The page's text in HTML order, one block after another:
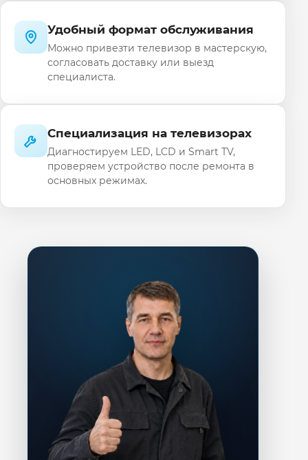
Удобный формат обслуживания
Можно привезти телевизор в мастерскую,
согласовать доставку или выезд
специалиста.
Специализация на телевизорах
Диагностируем LED, LCD и Smart TV,
проверяем устройство после ремонта в
основных режимах.